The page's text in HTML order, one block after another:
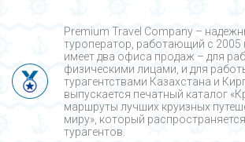
Premium Travel Company –
туроператор, работающий с 2005
имеет два офиса продаж – для
физическими лицами, и для
турагентствами Казахстана и
выпускается печатный каталог
маршруты лучших круизных
миру», который
турагентов.